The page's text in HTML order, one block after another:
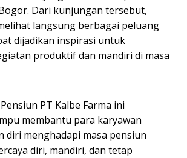
Dari kunjungan tersebut,
langsung berbagai peluang
dijadikan inspirasi untuk
produktif dan mandiri di masa
PT Kalbe Farma ini
membantu para karyawan
diri menghadapi masa pensiun
diri, mandiri, dan tetap